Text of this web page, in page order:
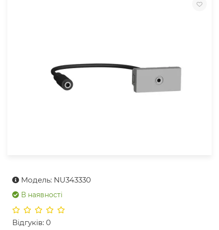
Модель: NU343330
В наявності
Відгуків: 0